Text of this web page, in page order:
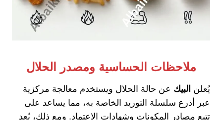
ملاحظات الحساسية ومصدر الحلال
يُعلن البيك عن حالة الحلال ويستخدم معالجة مركزية
عبر أذرع سلسلة التوريد الخاصة به، مما يساعد على
تتبع مصادر المكونات وشهادات الاعتماد. ومع ذلك، يُعد